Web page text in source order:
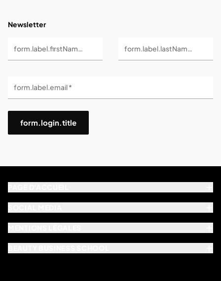
Newsletter
form.label.firstName * form.label.lastName *
form.label.email *
form.login.title